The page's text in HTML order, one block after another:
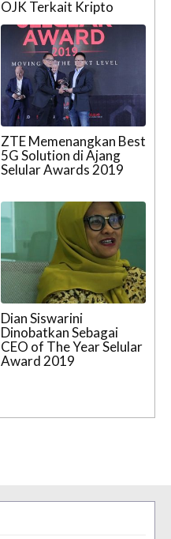
OJK Terkait Kripto
ZTE Memenangkan Best
5G Solution di Ajang
Selular Awards 2019
Dian Siswarini
Dinobatkan Sebagai
CEO of The Year Selular
Award 2019